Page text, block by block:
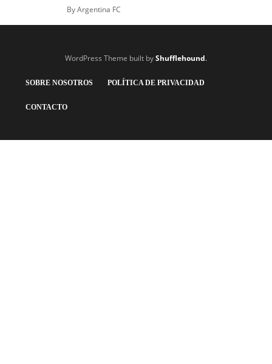
ByArgentina FC
WordPress Theme built byShufflehound.
SOBRE NOSOTROS POLÍTICA DE PRIVACIDAD
CONTACTO